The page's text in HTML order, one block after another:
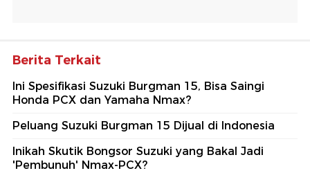
Berita Terkait
Ini Spesifikasi Suzuki Burgman 15, Bisa Saingi
Honda PCX dan Yamaha Nmax?
Peluang Suzuki Burgman 15 Dijual di Indonesia
Inikah Skutik Bongsor Suzuki yang Bakal Jadi
'Pembunuh' Nmax-PCX?